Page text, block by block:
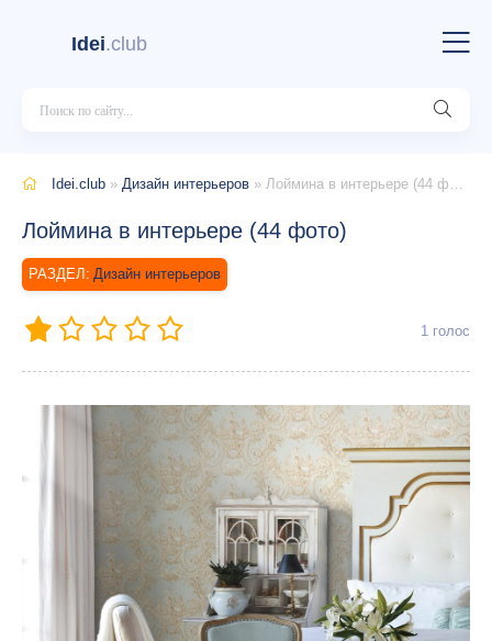
Idei.club
Idei.club » Дизайн интерьеров » Лоймина в интерьере (44 фото)
Лоймина в интерьере (44 фото)
Дизайн интерьеров
1 голос